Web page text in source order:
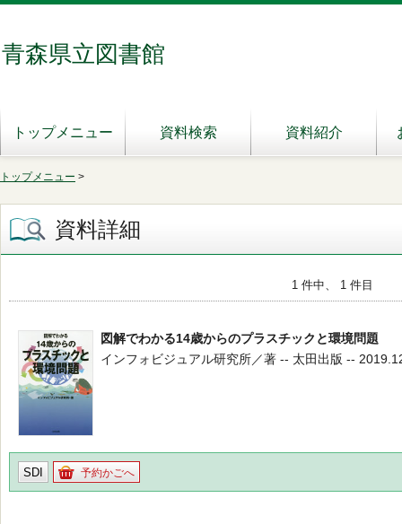
青森県立図書館
トップメニュー 資料検索 資料紹介
トップメニュー >
資料詳細
1 件中、 1 件目
図解でわかる14歳からのプラスチックと環境問題
インフォビジュアル研究所／著 -- 太田出版 --
SDI 予約かごへ